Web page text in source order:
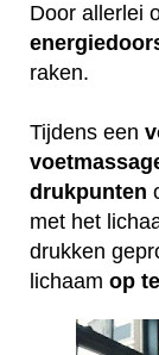
Door allerlei
raken.
Tijdens een
drukpunten
met het
drukken
lichaam op te